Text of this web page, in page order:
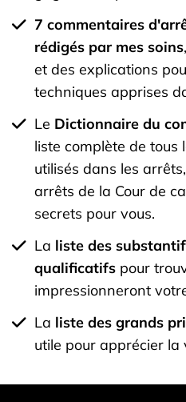
7 commentaires
rédigés par mes soins
et des explications
techniques apprises
Le Dictionnaire du
liste complète de tous
utilisés dans les
arrêts de la Cour de
secrets pour vous.
La liste des
qualificatifs pour
impressionneront
La liste des grands
utile pour apprécier la